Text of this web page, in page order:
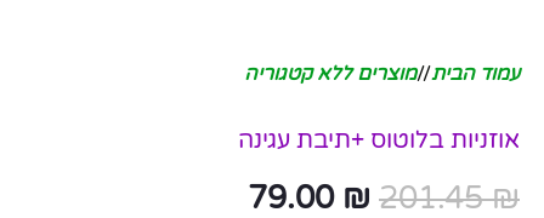
עמוד הבית/ מוצרים ללא קטגוריה
אוזניות בלוטוס +תיבת עגינה
201.45₪
79.00 ₪